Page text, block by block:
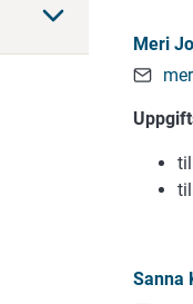
Meri
Sanna